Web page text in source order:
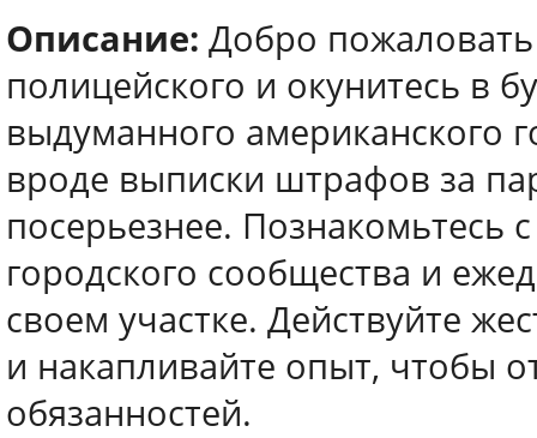
Описание: Добро
полицейского и окунитесь в
выдуманного американского
вроде выписки штрафов за
посерьезнее. Познакомьтесь
городского сообщества и
своем участке. Действуйте
и накапливайте опыт, чтобы
обязанностей.